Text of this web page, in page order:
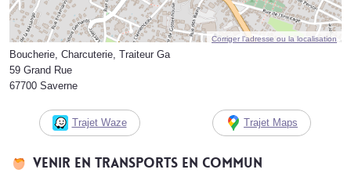
Corriger l’adresse ou la localisation
Boucherie, Charcuterie, Traiteur Ga
59 Grand Rue
67700 Saverne
Trajet Waze Trajet Maps
Venir en transports en commun